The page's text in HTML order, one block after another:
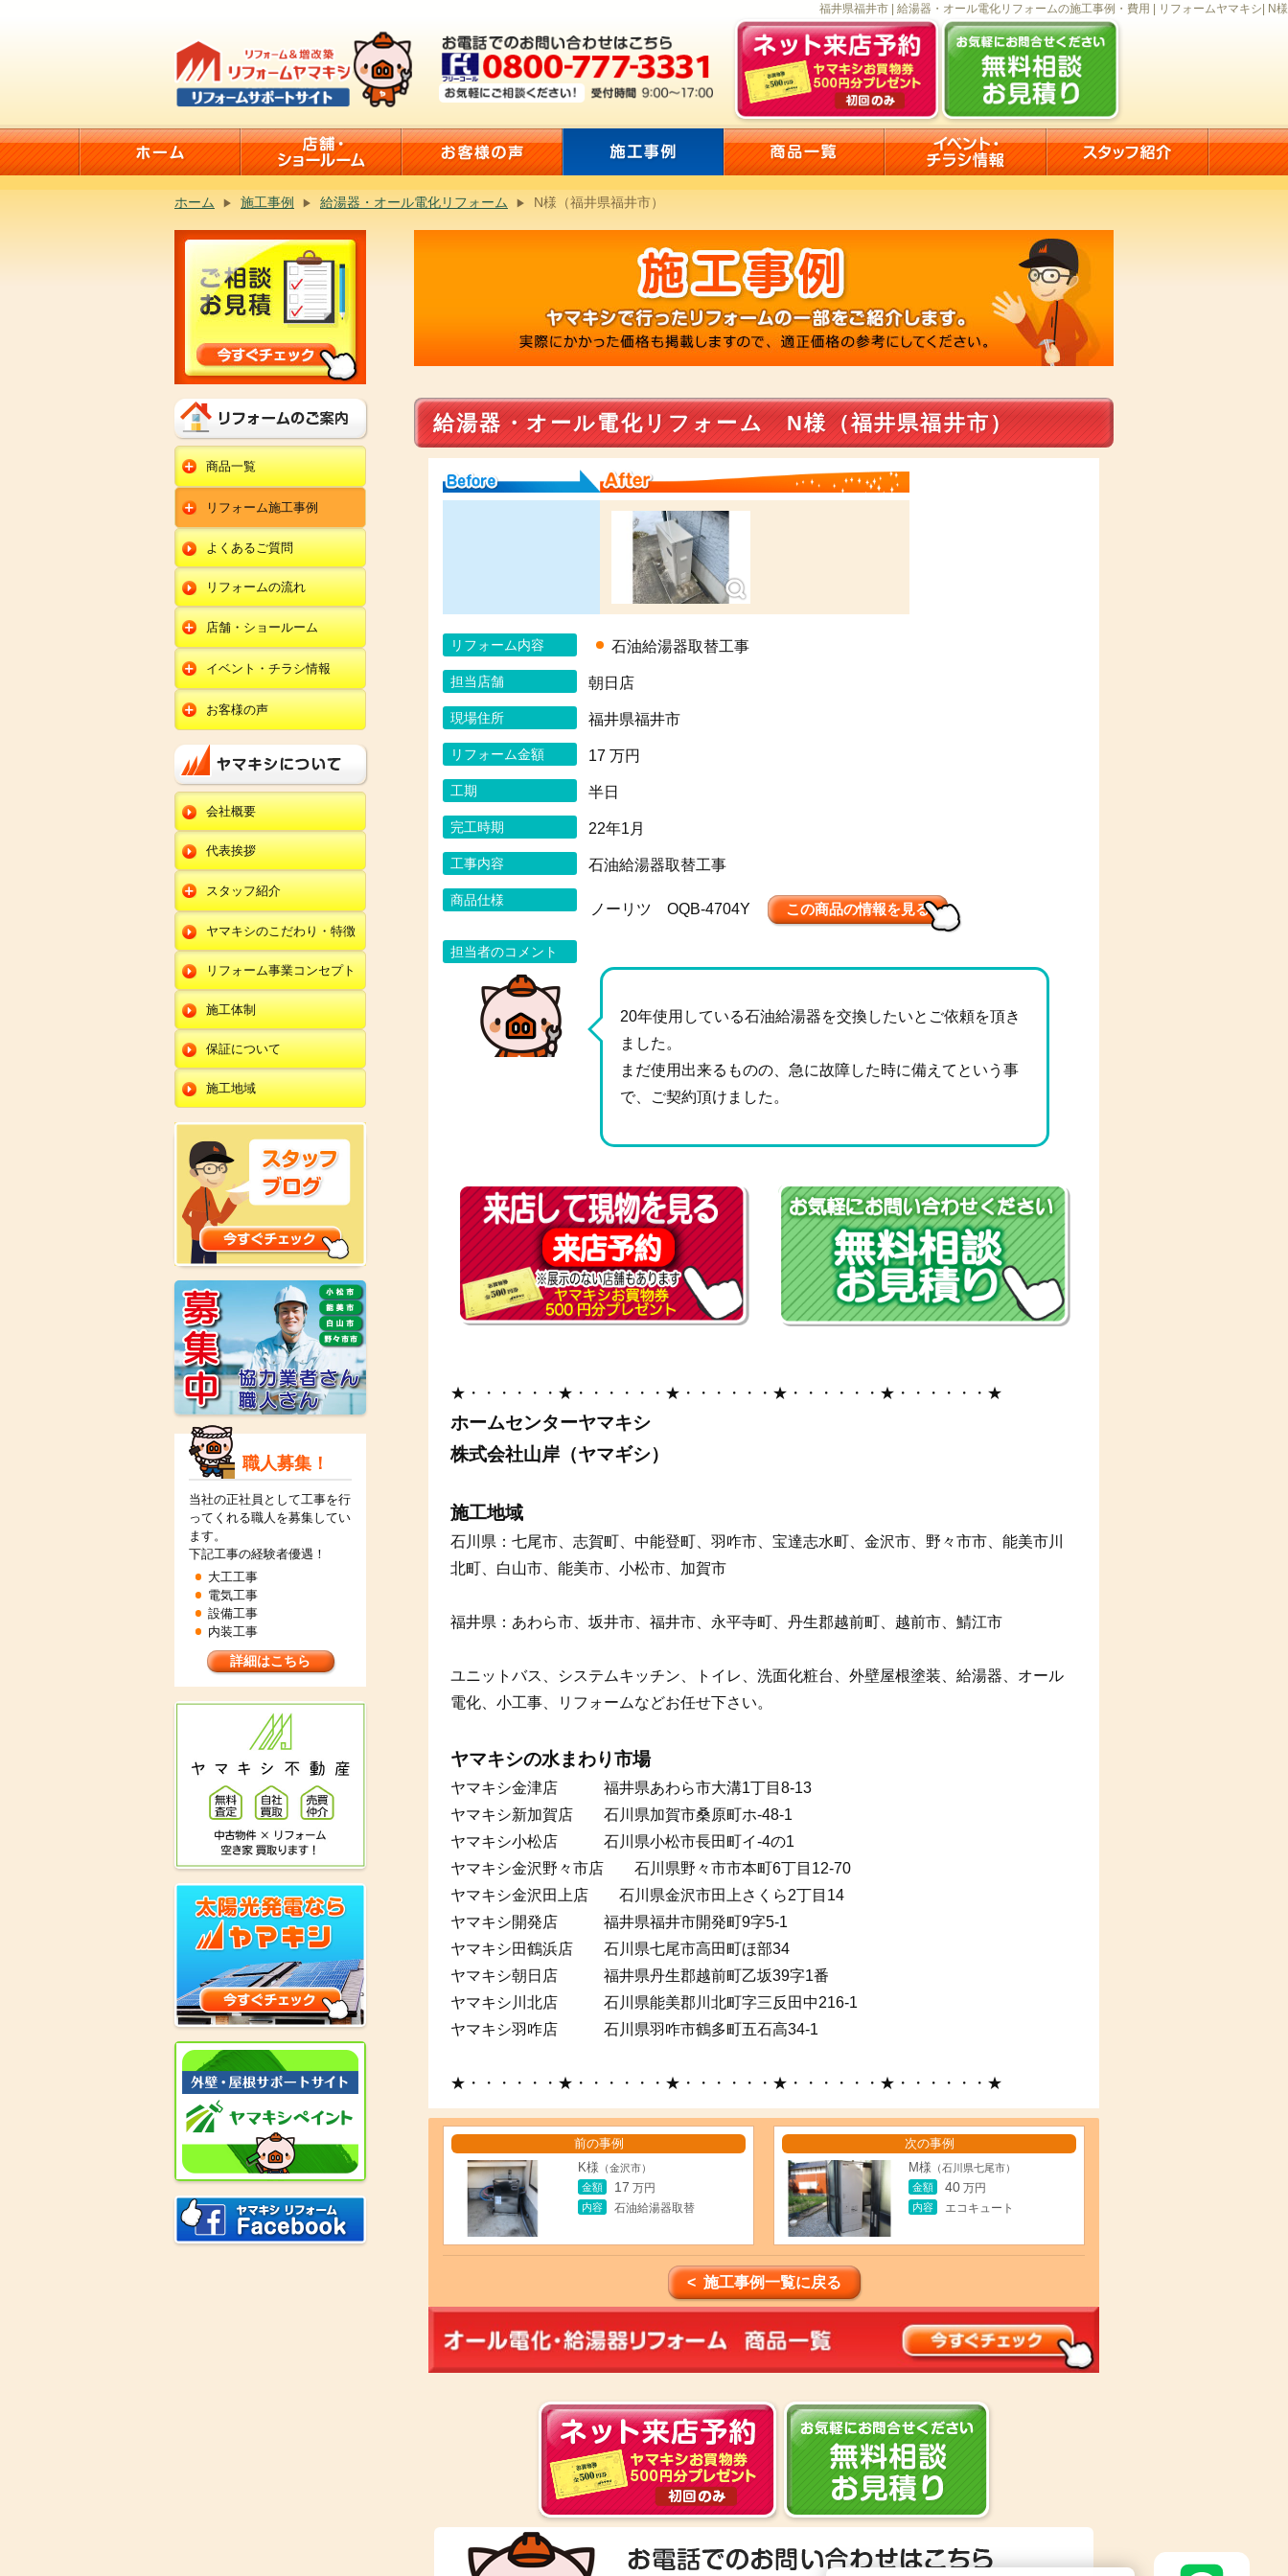
福井県福井市 | 給湯器・オール電化リフォームの施工事例・費用 | リフォームヤマキシ| N様
ホーム 施工事例 給湯器・オール電化リフォーム N様（福井県福井市）
給湯器・オール電化リフォーム N様（福井県福井市）
After
リフォーム内容 石油給湯器取替工事
担当店舗 朝日店
現場住所 福井県福井市
リフォーム金額 17 万円
工期 半日
完工時期 22年1月
工事内容 石油給湯器取替工事
商品仕様
ノーリツ OQB-4704Y この商品の情報を見る
担当者のコメント
20年使用している石油給湯器を交換したいとご依頼を頂き
ました。
まだ使用出来るものの、急に故障した時に備えてという事
で、ご契約頂けました。
★・・・・・・★・・・・・・★・・・・・・★・・・・・・★・・・・・・★
ホームセンターヤマキシ
株式会社山岸（ヤマギシ）
施工地域
石川県：七尾市、志賀町、中能登町、羽咋市、宝達志水町、金沢市、野々市市、能美市川
北町、白山市、能美市、小松市、加賀市
福井県：あわら市、坂井市、福井市、永平寺町、丹生郡越前町、越前市、鯖江市
ユニットバス、システムキッチン、トイレ、洗面化粧台、外壁屋根塗装、給湯器、オール
電化、小工事、リフォームなどお任せ下さい。
ヤマキシの水まわり市場
ヤマキシ金津店 福井県あわら市大溝1丁目8-13
ヤマキシ新加賀店 石川県加賀市桑原町ホ-48-1
ヤマキシ小松店 石川県小松市長田町イ-4の1
ヤマキシ金沢野々市店 石川県野々市市本町6丁目12-70
ヤマキシ金沢田上店 石川県金沢市田上さくら2丁目14
ヤマキシ開発店 福井県福井市開発町9字5-1
ヤマキシ田鶴浜店 石川県七尾市高田町ほ部34
ヤマキシ朝日店 福井県丹生郡越前町乙坂39字1番
ヤマキシ川北店 石川県能美郡川北町字三反田中216-1
ヤマキシ羽咋店 石川県羽咋市鶴多町五石高34-1
★・・・・・・★・・・・・・★・・・・・・★・・・・・・★・・・・・・★
前の事例
K様 （金沢市）
金額
17 万円
内容
石油給湯器取替
次の事例
M様 （石川県七尾市）
金額
40 万円
内容
エコキュート
< 施工事例一覧に戻る
商品一覧
水回りリフォーム
キッチンリフォーム
ユニットバスリフォー
ム
トイレリフォーム
洗面化粧台リフォー
ム
オール電化セット
エコキュート
給湯器
エクステリア
外壁塗装
内装リフォーム
リフォーム施工事例
キッチン
ユニットバス
トイレ
洗面化粧台
エクステリア
外壁塗装・外装工事
改装・内装リフォー
ム
修理・小工事
全面リフォーム
よくあるご質問
リフォームの流れ
店舗・ショールーム
田鶴浜店
金沢野々市店
川北店
小松店
新加賀店
金津店
朝日店
羽咋店
金沢田上店
イベント・チラシ情報
田鶴浜店
金沢野々市店
小松店
新加賀店
金津店
朝日店
羽咋店
金沢田上店
お客様の声
キッチン
ユニットバス
トイレ
洗面化粧台
オール電化・給湯器
エクステリア
外壁塗装・外壁工事
改装・内装リフォー
ム
修理・小工事
全面リフォーム
会社概要
代表挨拶
スタッフ紹介
本部
田鶴浜店
金沢野々市店
川北店
小松店
新加賀店
金津店
朝日店
羽咋店
金沢田上店
ヤマキシのこだわり・特徴
リフォーム事業コンセプト
施工体制
保証について
施工地域
職人募集！
当社の正社員として工事を行
ってくれる職人を募集してい
ます。
下記工事の経験者優遇！
大工工事
電気工事
設備工事
内装工事
詳細はこちら